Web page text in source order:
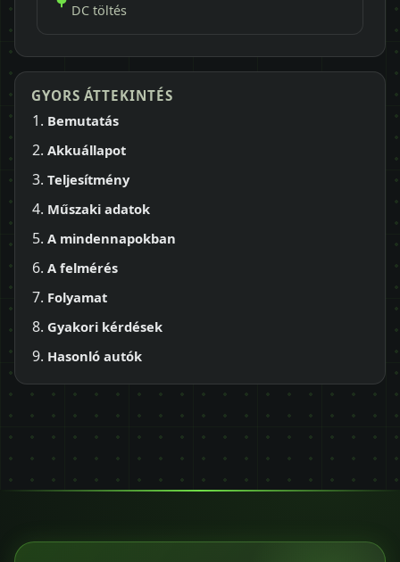
DC töltés
GYORS ÁTTEKINTÉS
Bemutatás
Akkuállapot
Teljesítmény
Műszaki adatok
A mindennapokban
A felmérés
Folyamat
Gyakori kérdések
Hasonló autók